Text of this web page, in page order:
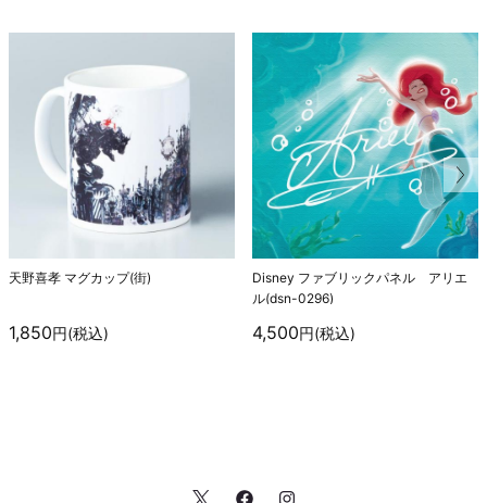
天野喜孝 マグカップ(街)
1,850円(税込)
Disney ファブリックパネル アリエ
ル(dsn-0296)
4,500円(税込)